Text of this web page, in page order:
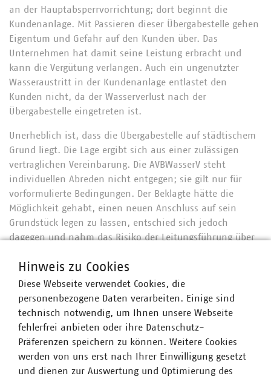
an der Hauptabsperrvorrichtung; dort beginnt die
Kundenanlage. Mit Passieren dieser Übergabestelle gehen
Eigentum und Gefahr auf den Kunden über. Das
Unternehmen hat damit seine Leistung erbracht und
kann die Vergütung verlangen. Auch ein ungenutzter
Wasseraustritt in der Kundenanlage entlastet den
Kunden nicht, da der Wasserverlust nach der
Übergabestelle eingetreten ist.
Unerheblich ist, dass die Übergabestelle auf städtischem
Grund liegt. Die Lage ergibt sich aus einer zulässigen
vertraglichen Vereinbarung. Die AVBWasserV steht
individuellen Abreden nicht entgegen; sie gilt nur für
vorformulierte Bedingungen. Der Beklagte hätte die
Möglichkeit gehabt, einen neuen Anschluss auf sein
Grundstück legen zu lassen, entschied sich jedoch
dagegen und nahm das Risiko der Leitungsführung über
etwa 2004 – bestätigten, dass beide Seiten an der
bestehenden technischen Struktur festhalten wollten.
Da weder eine Pflicht zur Neuverlegung besteht noch ein
Grund für eine „normative Korrektur“ der
Übergabestelle. Der Beklagte schuldet daher die gesamte
gemessene Wassermenge, selbst wenn ein Teil davon
Hinweis zu Cookies
Diese Webseite verwendet Cookies, die
personenbezogene Daten verarbeiten. Einige sind
technisch notwendig, um Ihnen unsere Webseite
fehlerfrei anbieten oder ihre Datenschutz-
Präferenzen speichern zu können. Weitere Cookies
werden von uns erst nach Ihrer Einwilligung gesetzt
und dienen zur Auswertung und Optimierung des